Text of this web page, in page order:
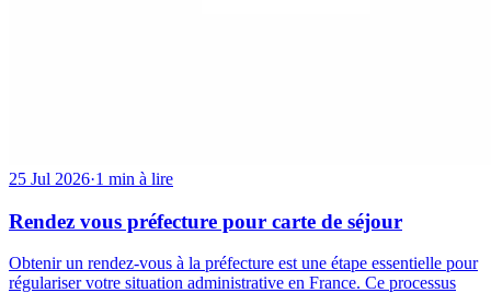
25 Jul 2026·1 min à lire
Rendez vous préfecture pour carte de séjour
Obtenir un rendez-vous à la préfecture est une étape essentielle pour
régulariser votre situation administrative en France. Ce processus